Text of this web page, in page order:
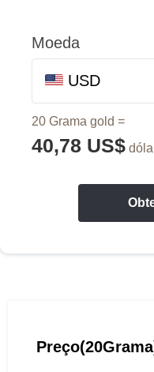
Moeda
USD
20 Grama gold =
40,78 US$